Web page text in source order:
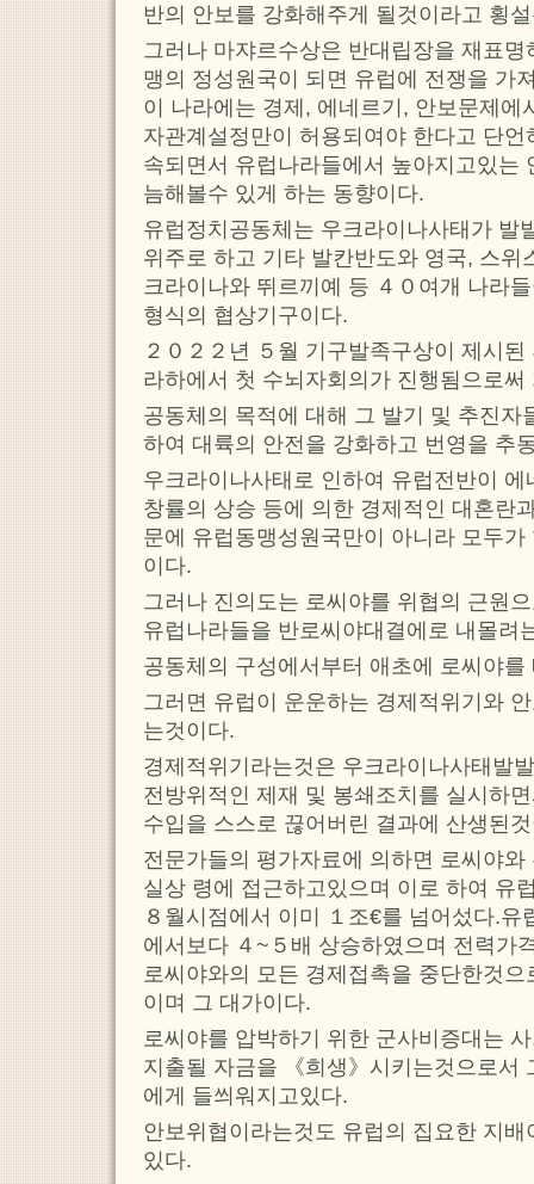
반의 안보를 강화해주게 될것이라고 횡
그러나 마쟈르수상은 반대립장을 재표
맹의 정성원국이 되면 유럽에 전쟁을 가
이 나라에는 경제, 에네르기, 안보문제에
자관계설정만이 허용되여야 한다고 단
속되면서 유럽나라들에서 높아지고있는
늠해볼수 있게 하는 동향이다.
유럽정치공동체는 우크라이나사태가 발
위주로 하고 기타 발칸반도와 영국, 스위
크라이나와 뛰르끼예 등 ４０여개 나라
형식의 협상기구이다.
２０２２년 ５월 기구발족구상이 제시
라하에서 첫 수뇌자회의가 진행됨으로
공동체의 목적에 대해 그 발기 및 추진자
하여 대륙의 안전을 강화하고 번영을 추
우크라이나사태로 인하여 유럽전반이
창률의 상승 등에 의한 경제적인 대혼란
문에 유럽동맹성원국만이 아니라 모두
이다.
그러나 진의도는 로씨야를 위협의 근원
유럽나라들을 반로씨야대결에로 내몰려
공동체의 구성에서부터 애초에 로씨야를
그러면 유럽이 운운하는 경제적위기와
는것이다.
경제적위기라는것은 우크라이나사태발
전방위적인 제재 및 봉쇄조치를 실시하
수입을 스스로 끊어버린 결과에 산생된
전문가들의 평가자료에 의하면 로씨야
실상 령에 접근하고있으며 이로 하여 유
８월시점에서 이미 １조€를 넘어섰다.
에서보다 ４~５배 상승하였으며 전력가
로씨야와의 모든 경제접촉을 중단한것
이며 그 대가이다.
로씨야를 압박하기 위한 군사비증대는
지출될 자금을 《희생》시키는것으로서
에게 들씌워지고있다.
안보위협이라는것도 유럽의 집요한 지
있다.